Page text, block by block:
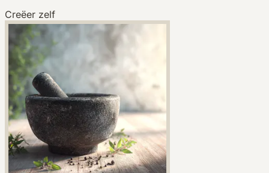
Creëer zelf